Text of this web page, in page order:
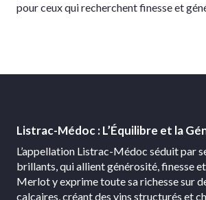
pour ceux qui recherchent finesse et
Listrac-Médoc : L’Équilibre et la
L’appellation Listrac-Médoc séduit par
brillants, qui allient générosité, finesse
Merlot y exprime toute sa richesse sur
calcaires, créant des vins structurés et